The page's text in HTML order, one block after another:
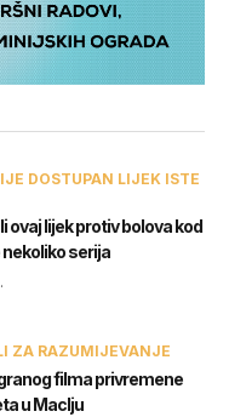
DOSTUPAN LIJEK ISTE
ovaj lijek protiv bolova kod
nekoliko serija
ZA RAZUMIJEVANJE
filma privremene
u Maclju